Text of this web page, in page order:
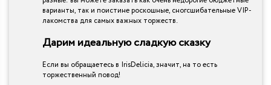
варианты, так и поистине роскошные, сногсшибательные VIP-
лакомства для самых важных торжеств.
Дарим идеальную сладкую сказку
Если вы обращаетесь в IrisDelicia, значит, на то есть
торжественный повод!